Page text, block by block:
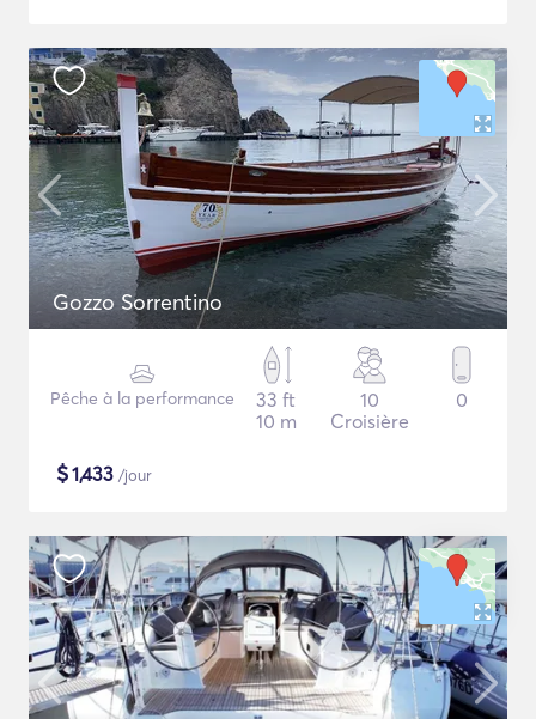
Gozzo Sorrentino
Pêche à la performance
33 ft
10 m
10
Croisière
0
$1,433 /jour